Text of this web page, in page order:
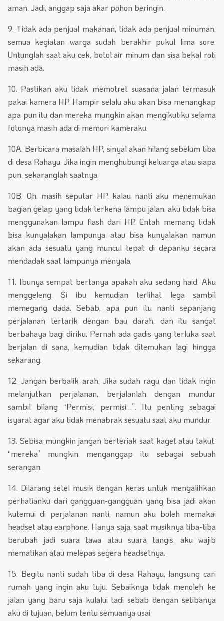
aman. Jadi, anggap saja akar pohon beringin.
9. Tidak ada penjual makanan, tidak ada penjual minuman,
semua kegiatan warga sudah berakhir pukul lima sore.
Untunglah saat aku cek, botol air minum dan sisa bekal roti
masih ada.
10. Pastikan aku tidak memotret suasana jalan termasuk
pakai kamera HP. Hampir selalu aku akan bisa menangkap
apa pun itu dan mereka mungkin akan mengikutiku selama
fotonya masih ada di memori kameraku.
10A. Berbicara masalah HP, sinyal akan hilang sebelum tiba
di desa Rahayu. Jika ingin menghubungi keluarga atau siapa
pun, sekaranglah saatnya.
10B. Oh, masih seputar HP, kalau nanti aku menemukan
bagian gelap yang tidak terkena lampu jalan, aku tidak bisa
menggunakan lampu flash dari HP. Entah memang tidak
bisa kunyalakan lampunya, atau bisa kunyalakan namun
akan ada sesuatu yang muncul tepat di depanku secara
mendadak saat lampunya menyala.
11. Ibunya sempat bertanya apakah aku sedang haid. Aku
menggeleng. Si ibu kemudian terlihat lega sambil
memegang dada. Sebab, apa pun itu nanti sepanjang
perjalanan tertarik dengan bau darah, dan itu sangat
berbahaya bagi diriku. Pernah ada gadis yang terluka saat
berjalan di sana, kemudian tidak ditemukan lagi hingga
sekarang.
12. Jangan berbalik arah. Jika sudah ragu dan tidak ingin
melanjutkan perjalanan, berjalanlah dengan mundur
sambil bilang “Permisi, permisi…”. Itu penting sebagai
isyarat agar aku tidak menabrak sesuatu saat aku mundur.
13. Sebisa mungkin jangan berteriak saat kaget atau takut,
“mereka” mungkin menganggap itu sebagai sebuah
serangan.
14. Dilarang setel musik dengan keras untuk mengalihkan
perhatianku dari gangguan-gangguan yang bisa jadi akan
kutemui di perjalanan nanti, namun aku boleh memakai
headset atau earphone. Hanya saja, saat musiknya tiba-tiba
berubah jadi suara tawa atau suara tangis, aku wajib
mematikan atau melepas segera headsetnya.
15. Begitu nanti sudah tiba di desa Rahayu, langsung cari
rumah yang ingin aku tuju. Sebaiknya tidak menoleh ke
jalan yang baru saja kulalui tadi sebab dengan setibanya
aku di tujuan, belum tentu semuanya usai.